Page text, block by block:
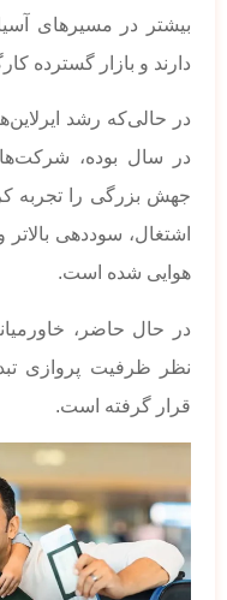
بیشتر در مسیرهای
دارند و بازار گسترده
جهش بزرگی را تجربه
اشتغال، سوددهی
هوایی شده است.
در حال حاضر،
نظر ظرفیت پروازی
قرار گرفته است.